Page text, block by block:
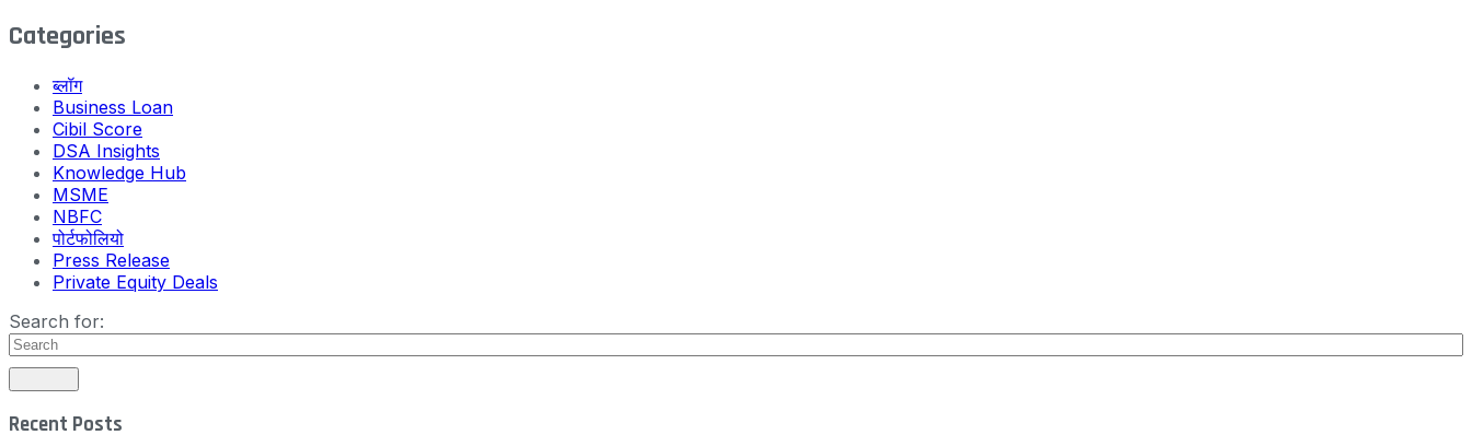
Categories
ब्लॉग
Business Loan
Cibil Score
DSA Insights
Knowledge Hub
MSME
NBFC
पोर्टफोलियो
Press Release
Private Equity Deals
Search for:
Recent Posts